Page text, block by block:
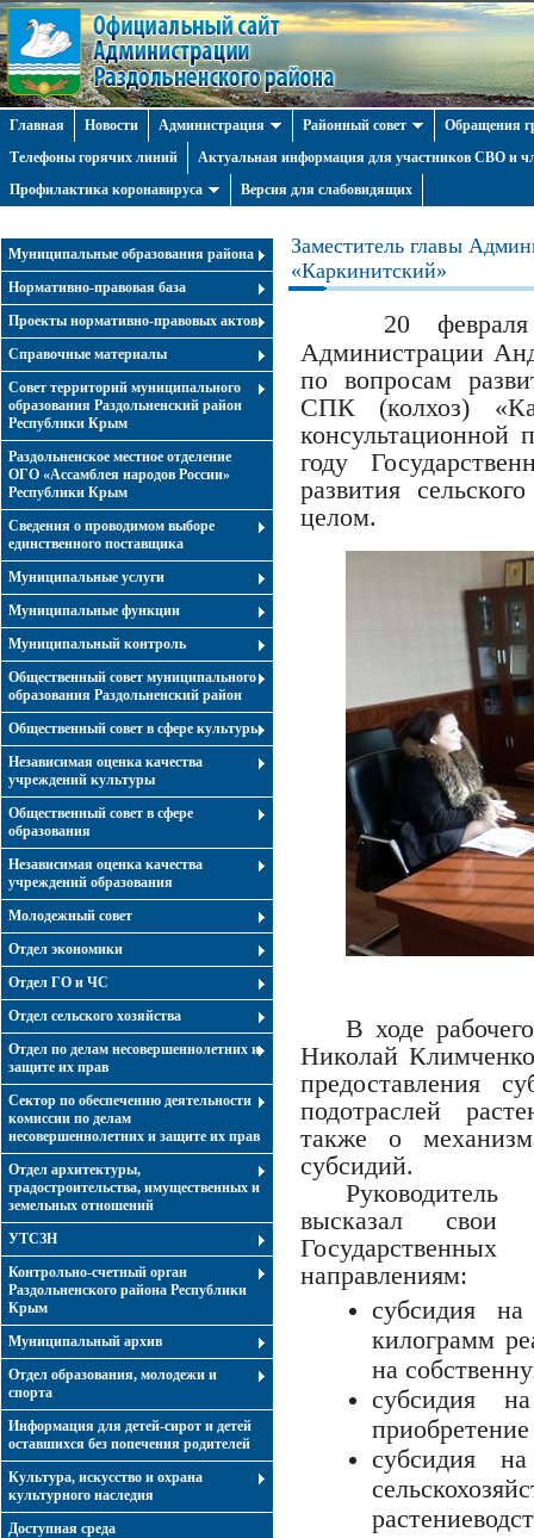
Главная Новости Администрация Районный совет
Обращения
Телефоны горячих линий
Актуальная информация для участников СВО и
Профилактика коронавируса
Версия для слабовидящих
Муниципальные образования района
Нормативно-правовая база
Проекты нормативно-правовых актов
Справочные материалы
Совет территорий муниципального
образования Раздольненский район
Республики Крым
Раздольненское местное отделение
ОГО «Ассамблея народов России»
Республики Крым
Cведения о проводимом выборе
единственного поставщика
Муниципальные услуги
Муниципальные функции
Муниципальный контроль
Общественный совет муниципального
образования Раздольненский район
Общественный совет в сфере культуры
Независимая оценка качества
учреждений культуры
Общественный совет в сфере
образования
Независимая оценка качества
учреждений образования
Молодежный совет
Отдел экономики
Отдел ГО и ЧС
Отдел сельского хозяйства
Отдел по делам несовершеннолетних и
защите их прав
Сектор по обеспечению деятельности
комиссии по делам
несовершеннолетних и защите их прав
Отдел архитектуры,
градостроительства, имущественных и
земельных отношений
УТСЗН
Контрольно-счетный орган
Раздольненского района Республики
Крым
Муниципальный архив
Отдел образования, молодежи и
спорта
Информация для детей-сирот и детей
оставшихся без попечения родителей
Культура, искусство и охрана
культурного наследия
Доступная среда
Заместитель главы
«Каркинитский»
20
Администрации
по вопросам
СПК (колхоз)
году
развития
целом.
В ходе
Николай
предоставления
подотраслей
также о
субсидий.
высказал
направлениям:
субсидия
килограмм
на
субсидия
субсидия